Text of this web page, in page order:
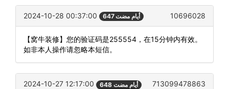
2024-10-28 00:37:00 647 أيام مضت 10696028
【窝牛装修】您的验证码是255554，在15分钟内有效。
如非本人操作请忽略本短信。
2024-10-27 12:17:00 648 أيام مضت 713099478863